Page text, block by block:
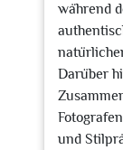
während
Darüber
und